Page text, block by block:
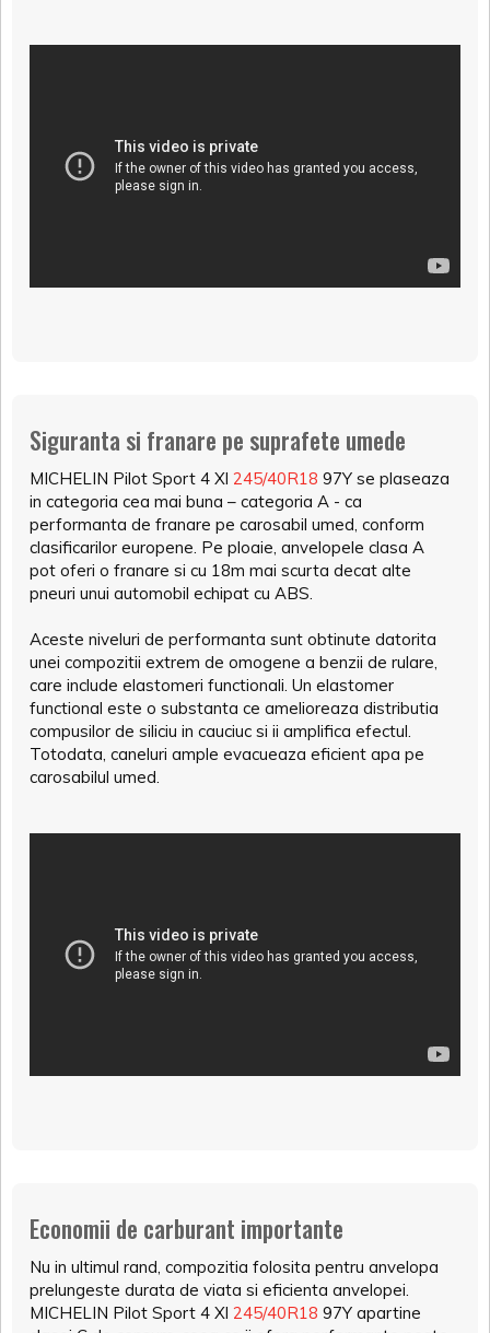
Siguranta si franare pe suprafete umede
MICHELIN Pilot Sport 4 Xl 245/40R18 97Y se plaseaza
in categoria cea mai buna – categoria A - ca
performanta de franare pe carosabil umed, conform
clasificarilor europene. Pe ploaie, anvelopele clasa A
pot oferi o franare si cu 18m mai scurta decat alte
pneuri unui automobil echipat cu ABS.
Aceste niveluri de performanta sunt obtinute datorita
unei compozitii extrem de omogene a benzii de rulare,
care include elastomeri functionali. Un elastomer
functional este o substanta ce amelioreaza distributia
compusilor de siliciu in cauciuc si ii amplifica efectul.
Totodata, caneluri ample evacueaza eficient apa pe
carosabilul umed.
Economii de carburant importante
Nu in ultimul rand, compozitia folosita pentru anvelopa
prelungeste durata de viata si eficienta anvelopei.
MICHELIN Pilot Sport 4 Xl 245/40R18 97Y apartine